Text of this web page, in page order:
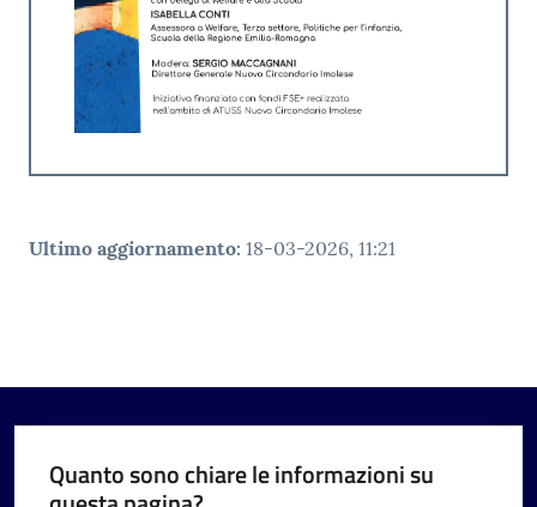
Ultimo aggiornamento: 18-03-2026, 11:21
Quanto sono chiare le informazioni su